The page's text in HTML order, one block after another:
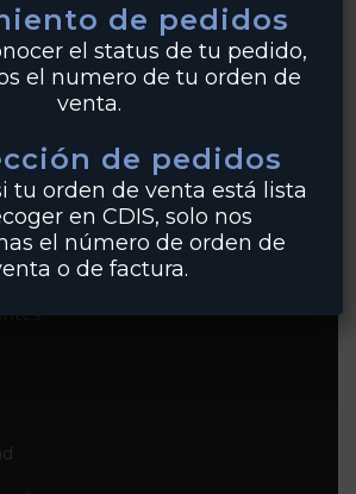
de pedidos
el status de tu pedido,
el numero de tu orden de
venta.
de pedidos
tu orden de venta está lista
en CDIS, solo nos
el número de orden de
o de factura.